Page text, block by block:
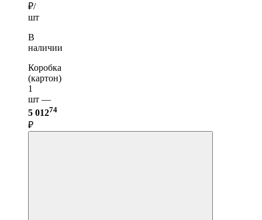
₽/
шт
В
наличии
Коробка
(картон)
1
шт —
5 01274
₽